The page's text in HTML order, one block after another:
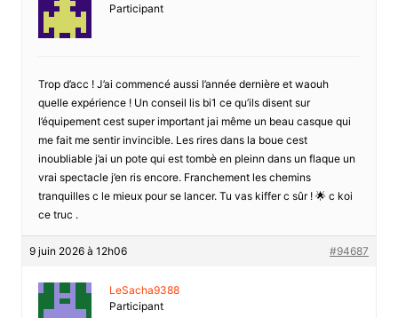
Participant
Trop d’acc ! J’ai commencé aussi l’année dernière et waouh
quelle expérience ! Un conseil lis bi1 ce qu’ils disent sur
l’équipement cest super important jai même un beau casque qui
me fait me sentir invincible. Les rires dans la boue cest
inoubliable j’ai un pote qui est tombè en pleinn dans un flaque un
vrai spectacle j’en ris encore. Franchement les chemins
tranquilles c le mieux pour se lancer. Tu vas kiffer c sûr ! 🌟 c koi
ce truc .
9 juin 2026 à 12h06 #94687
LeSacha9388
Participant